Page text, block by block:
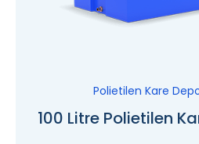
Polietilen Kare
100 Litre Polietilen